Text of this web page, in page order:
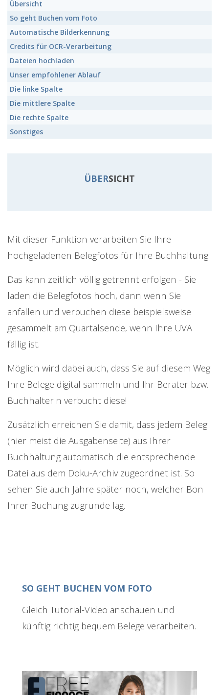
Übersicht
So geht Buchen vom Foto
Automatische Bilderkennung
Credits für OCR-Verarbeitung
Dateien hochladen
Unser empfohlener Ablauf
Die linke Spalte
Die mittlere Spalte
Die rechte Spalte
Sonstiges
ÜBERSICHT
Mit dieser Funktion verarbeiten Sie Ihre
hochgeladenen Belegfotos für Ihre Buchhaltung.
Das kann zeitlich völlig getrennt erfolgen - Sie
laden die Belegfotos hoch, dann wenn Sie
anfallen und verbuchen diese beispielsweise
gesammelt am Quartalsende, wenn Ihre UVA
fällig ist.
Möglich wird dabei auch, dass Sie auf diesem Weg
Ihre Belege digital sammeln und Ihr Berater bzw.
Buchhalterin verbucht diese!
Zusätzlich erreichen Sie damit, dass jedem Beleg
(hier meist die Ausgabenseite) aus Ihrer
Buchhaltung automatisch die entsprechende
Datei aus dem Doku-Archiv zugeordnet ist. So
sehen Sie auch Jahre später noch, welcher Bon
Ihrer Buchung zugrunde lag.
SO GEHT BUCHEN VOM FOTO
Gleich Tutorial-Video anschauen und
künftig richtig bequem Belege verarbeiten.